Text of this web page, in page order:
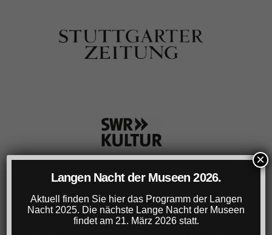
Langen Nacht der Museen 2026.
Aktuell finden Sie hier das Programm der Langen
Nacht 2025. Die nächste Lange Nacht der Museen
findet am 21. März 2026 statt.
×